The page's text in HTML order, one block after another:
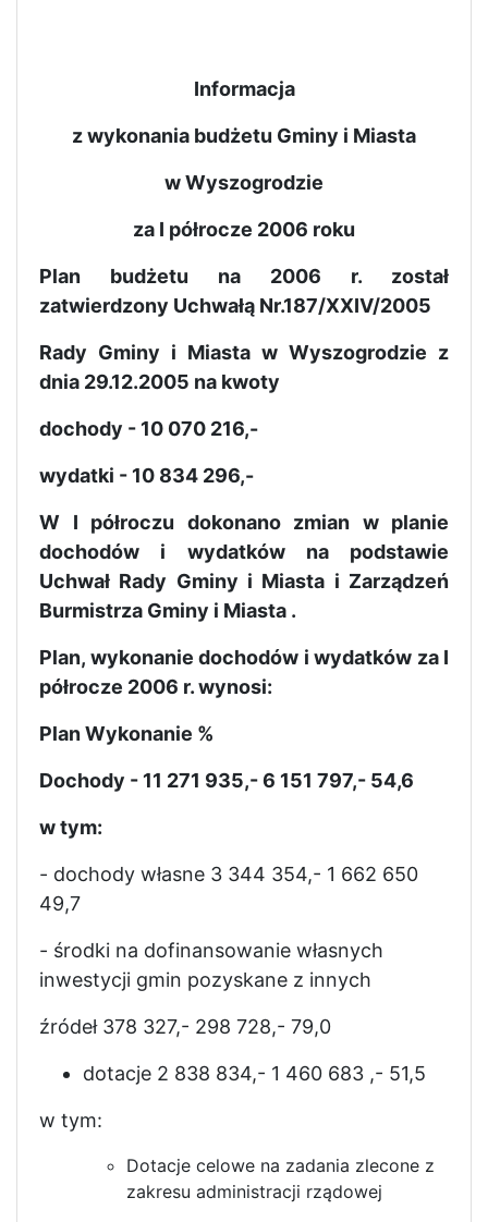
Informacja
z wykonania budżetu Gminy i Miasta
w Wyszogrodzie
za I półrocze 2006 roku
Plan budżetu na 2006 r. został
zatwierdzony Uchwałą Nr.187/XXIV/2005
Rady Gminy i Miasta w Wyszogrodzie z
dnia 29.12.2005 na kwoty
dochody - 10 070 216,-
wydatki - 10 834 296,-
W I półroczu dokonano zmian w planie
dochodów i wydatków na podstawie
Uchwał Rady Gminy i Miasta i Zarządzeń
Burmistrza Gminy i Miasta .
Plan, wykonanie dochodów i wydatków za I
półrocze 2006 r. wynosi:
Plan Wykonanie %
Dochody - 11 271 935,- 6 151 797,- 54,6
w tym:
- dochody własne 3 344 354,- 1 662 650
49,7
- środki na dofinansowanie własnych
inwestycji gmin pozyskane z innych
źródeł 378 327,- 298 728,- 79,0
dotacje 2 838 834,- 1 460 683 ,- 51,5
w tym:
Dotacje celowe na zadania zlecone z
zakresu administracji rządowej